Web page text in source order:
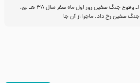
1ـ وقوع جنگ صفین روز اول ماه صفر سال 38 هـ .ق.
جنگ صفین رخ داد. ماجرا از آن جا